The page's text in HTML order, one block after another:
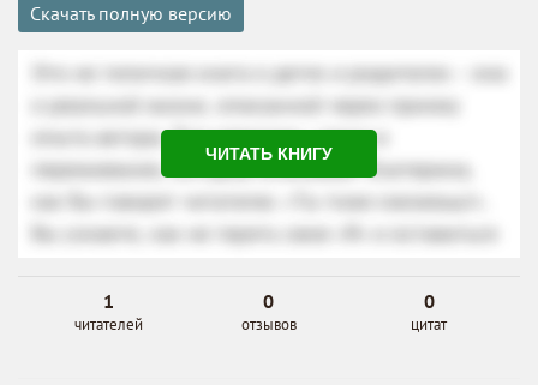
Скачать полную версию
ЧИТАТЬ КНИГУ
1
читателей
0
отзывов
0
цитат